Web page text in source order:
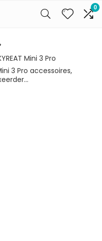
0
Mini 3 Pro
3 Pro accessoires,